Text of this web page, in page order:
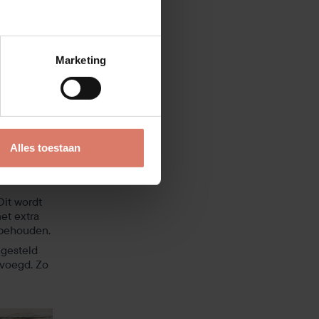
Marketing
Alles toestaan
en zorgt
wordt
extra
Zo